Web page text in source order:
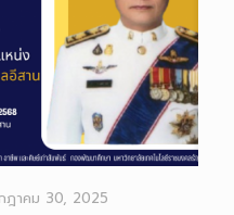
ฎาคม 30, 2025